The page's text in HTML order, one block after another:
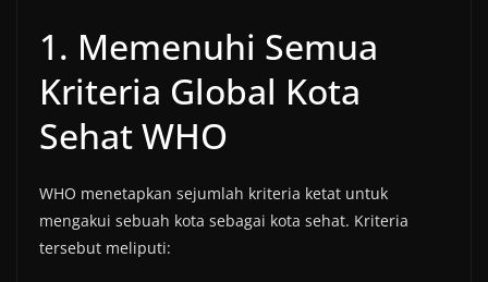
1. Memenuhi Semua
Kriteria Global Kota
Sehat WHO
WHO menetapkan sejumlah kriteria ketat untuk
mengakui sebuah kota sebagai kota sehat. Kriteria
tersebut meliputi: